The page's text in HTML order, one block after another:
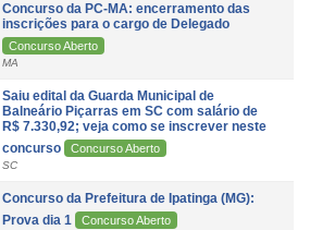
Concurso da PC-MA: encerramento das
inscrições para o cargo de Delegado
Concurso Aberto
MA
Saiu edital da Guarda Municipal de
Balneário Piçarras em SC com salário de
R$ 7.330,92; veja como se inscrever neste
concurso
Concurso Aberto
SC
Concurso da Prefeitura de Ipatinga (MG):
Prova dia 1
Concurso Aberto